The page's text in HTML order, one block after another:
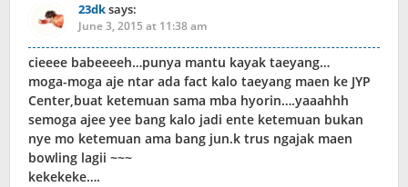
23dksays:
June 3, 2015 at 11:38 am
cieeee babeeeeh…punya mantu kayak taeyang…
moga-moga aje ntar ada fact kalo taeyang maen ke JYP
Center,buat ketemuan sama mba hyorin….yaaahhh
semoga ajee yee bang kalo jadi ente ketemuan bukan
nye mo ketemuan ama bang jun.k trus ngajak maen
bowling lagii ~~~
kekekeke….